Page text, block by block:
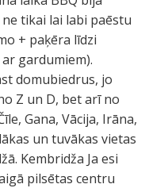
tikai lai labi paēstu
+ paķēra līdzi
gardumiem).
domubiedrus, jo
Z un D, bet arī no
Gana, Vācija, Irāna,
un tuvākas vietas
Kembridža Ja esi
pilsētas centru